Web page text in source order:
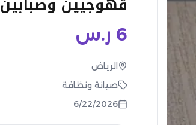
6 ر.س
الرياض
صيانة ونظافة
6/22/2026